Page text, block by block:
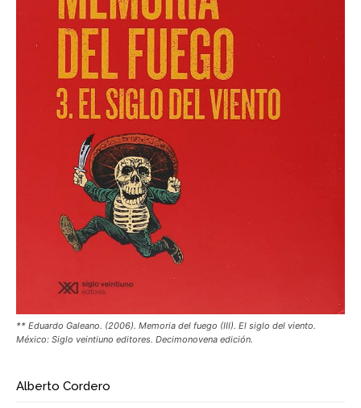
** Eduardo Galeano. (2006). Memoria del fuego (III). El siglo del viento.
México: Siglo veintiuno editores. Decimonovena edición.
Alberto Cordero